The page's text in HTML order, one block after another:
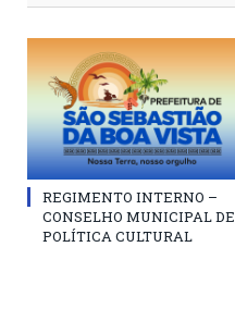
REGIMENTO INTERNO –
CONSELHO MUNICIPAL DE
POLÍTICA CULTURAL